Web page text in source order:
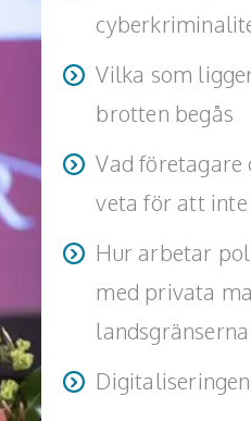
Vilka som
brotten begås
Vad
veta för att
Hur arbetar
med privata